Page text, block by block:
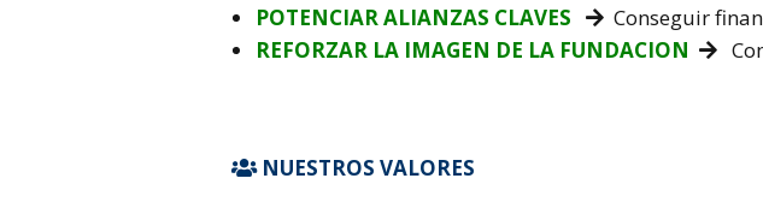
POTENCIAR ALIANZAS CLAVES
 Conseguir
REFORZAR LA IMAGEN DE LA FUNDACION 
NUESTROS VALORES